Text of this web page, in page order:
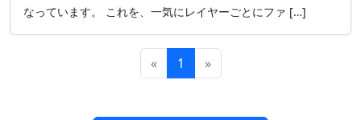
なっています。 これを、一気にレイヤーごとにファ […]
« 1 »